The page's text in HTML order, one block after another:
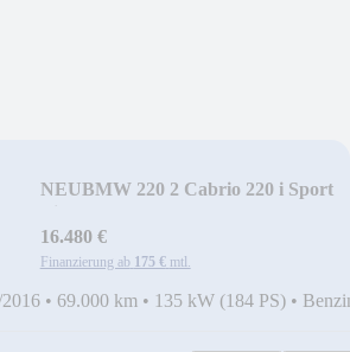
NEUBMW 220 2 Cabrio 220 i Sport
16.480 €
Finanzierung ab 175 € mtl.
• 69.000 km • 135 kW (184 PS) •